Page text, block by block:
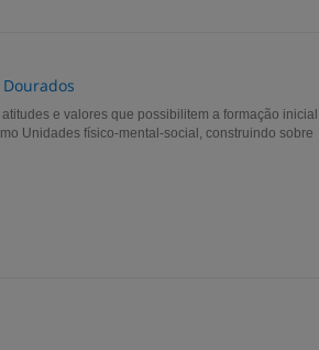
e valores que possibilitem a formação inicial
Unidades físico-mental-social, construindo sobre